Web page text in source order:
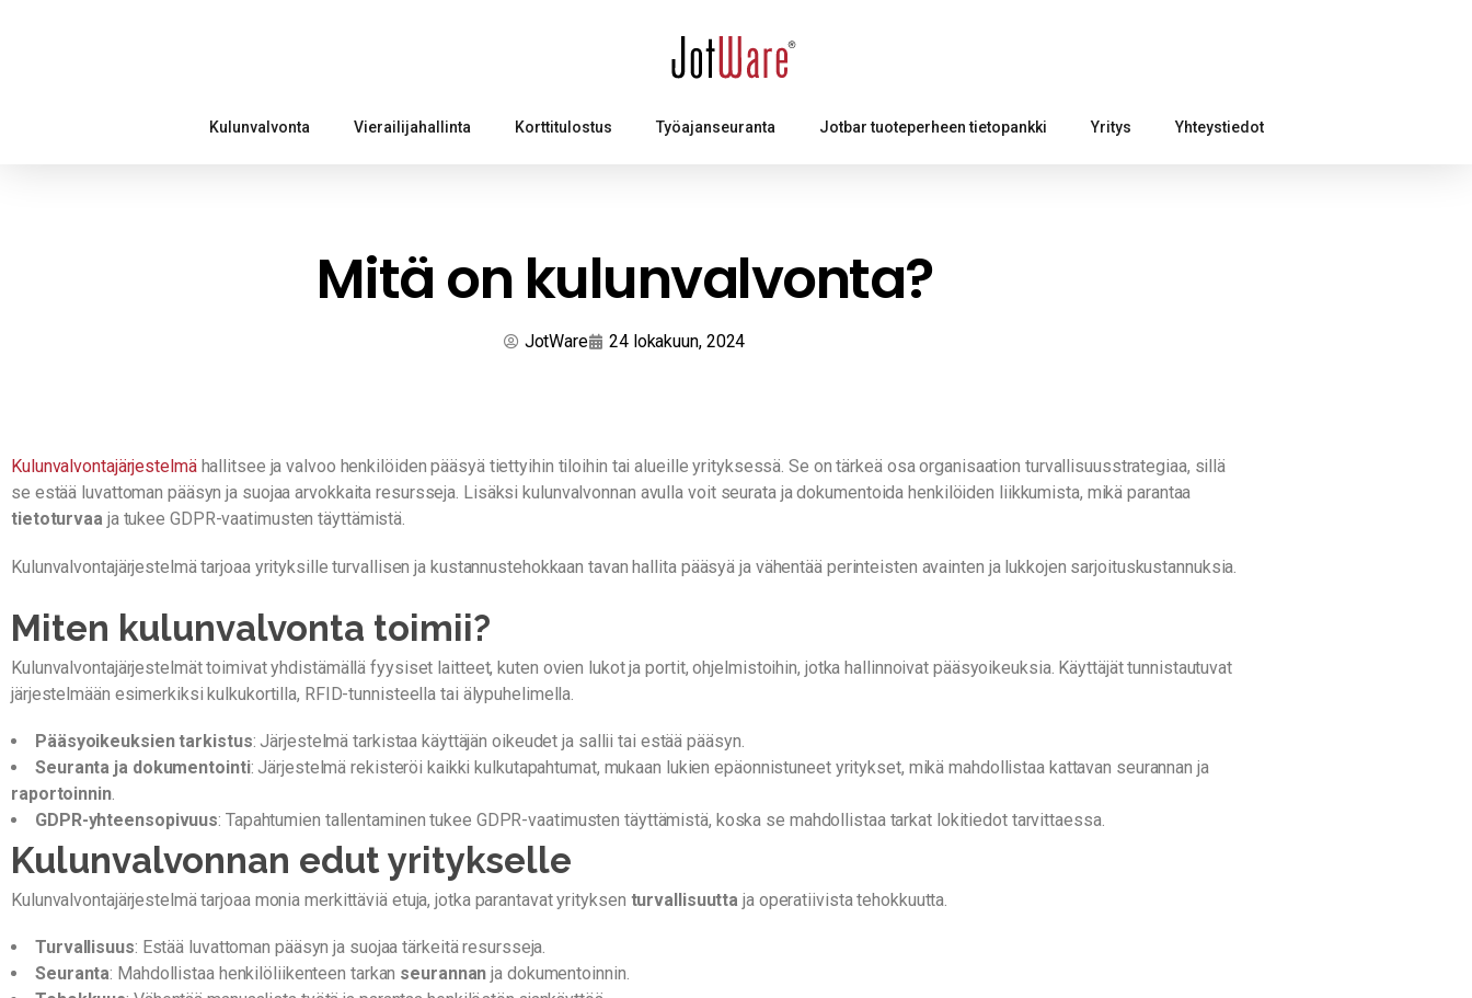
Kulunvalvonta Vierailijahallinta Korttitulostus Työajanseuranta Jotbar tuoteperheen tietopankki Yritys Yhteystiedot
Mitä on kulunvalvonta?
JotWare 24 lokakuun, 2024
Kulunvalvontajärjestelmähallitsee ja valvoo henkilöiden pääsyä tiettyihin tiloihin tai alueille yrityksessä. Se on tärkeä osa organisaation turvallisuusstrategiaa, sillä
se estää luvattoman pääsyn ja suojaa arvokkaita resursseja. Lisäksi kulunvalvonnan avulla voit seurata ja dokumentoida henkilöiden liikkumista, mikä parantaa
tietoturvaaja tukee GDPR-vaatimusten täyttämistä.
Kulunvalvontajärjestelmä tarjoaa yrityksille turvallisen ja kustannustehokkaan tavan hallita pääsyä ja vähentää perinteisten avainten ja lukkojen sarjoituskustannuksia.
Miten kulunvalvonta toimii?
Kulunvalvontajärjestelmät toimivat yhdistämällä fyysiset laitteet, kuten ovien lukot ja portit, ohjelmistoihin, jotka hallinnoivat pääsyoikeuksia. Käyttäjät tunnistautuvat
järjestelmään esimerkiksi kulkukortilla, RFID-tunnisteella tai älypuhelimella.
Pääsyoikeuksien tarkistus: Järjestelmä tarkistaa käyttäjän oikeudet ja sallii tai estää pääsyn.
Seuranta ja dokumentointi: Järjestelmä rekisteröi kaikki kulkutapahtumat, mukaan lukien epäonnistuneet yritykset, mikä mahdollistaa kattavan seurannan ja
raportoinnin.
GDPR-yhteensopivuus: Tapahtumien tallentaminen tukee GDPR-vaatimusten täyttämistä, koska se mahdollistaa tarkat lokitiedot tarvittaessa.
Kulunvalvonnan edut yritykselle
Kulunvalvontajärjestelmä tarjoaa monia merkittäviä etuja, jotka parantavat yrityksen turvallisuutta ja operatiivista tehokkuutta.
Turvallisuus: Estää luvattoman pääsyn ja suojaa tärkeitä resursseja.
Seuranta: Mahdollistaa henkilöliikenteen tarkan seurannan ja dokumentoinnin.